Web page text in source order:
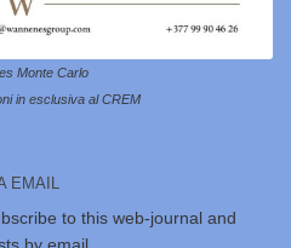
Monte Carlo
in esclusiva al CREM
EMAIL
to this web-journal and